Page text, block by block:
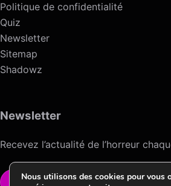
Politique de confidentialité
Quiz
Newsletter
Sitemap
Shadowz
Newsletter
Recevez l’actualité de l’horreur
VOIR LA NEWSLETTER
Nous utilisons des cookies pour vous